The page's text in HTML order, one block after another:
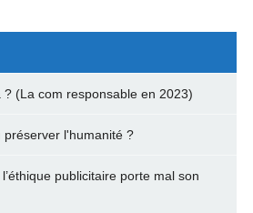
? (La com responsable en 2023)
l'humanité ?
publicitaire porte mal son